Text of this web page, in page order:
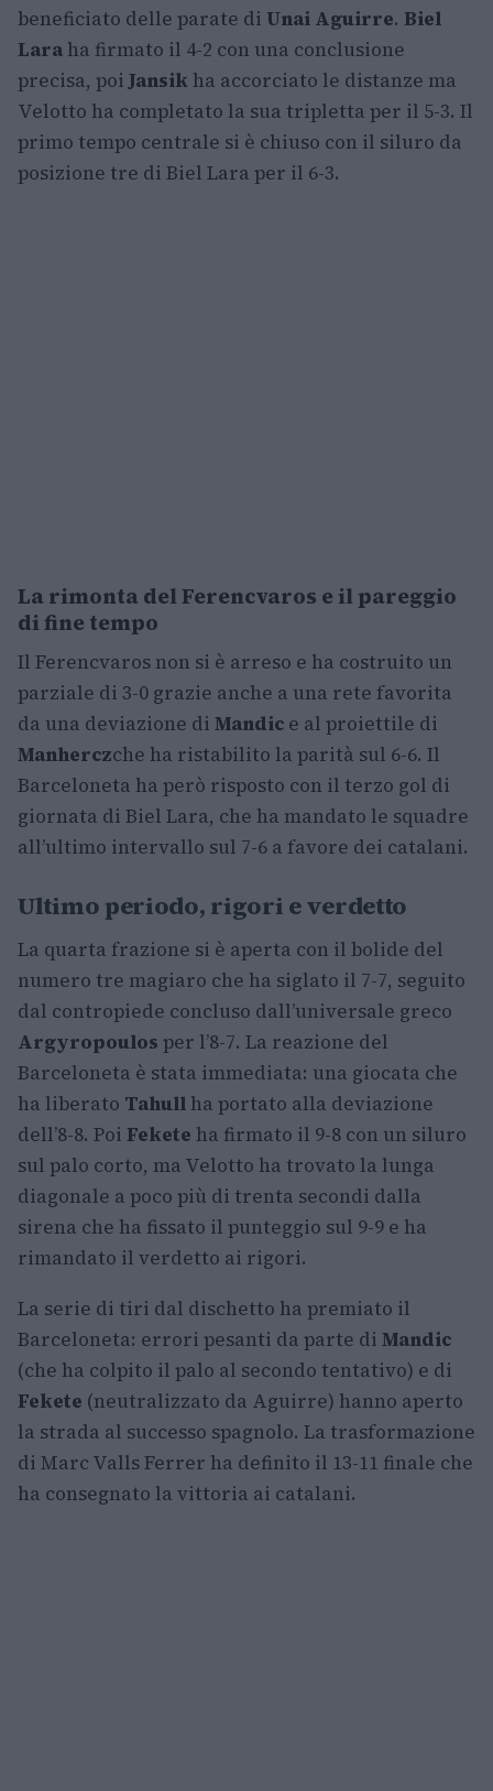
beneficiato delle parate di Unai Aguirre. Biel
Lara ha firmato il 4-2 con una conclusione
precisa, poiJansik ha accorciato le distanze ma
Velotto ha completato la sua tripletta per il 5-3. Il
primo tempo centrale si è chiuso con il siluro da
posizione tre di Biel Lara per il 6-3.
La rimonta del Ferencvaros e il pareggio
di fine tempo
Il Ferencvaros non si è arreso e ha costruito un
parziale di 3-0 grazie anche a una rete favorita
da una deviazione di Mandic e al proiettile di
Manherczche ha ristabilito la parità sul 6-6. Il
Barceloneta ha però risposto con il terzo gol di
giornata di Biel Lara, che ha mandato le squadre
all’ultimo intervallo sul 7-6 a favore dei catalani.
Ultimo periodo, rigori e verdetto
La quarta frazione si è aperta con il bolide del
numero tre magiaro che ha siglato il 7-7, seguito
dal contropiede concluso dall’universale greco
Argyropoulos per l’8-7. La reazione del
Barceloneta è stata immediata: una giocata che
ha liberato Tahull ha portato alla deviazione
dell’8-8. Poi Fekete ha firmato il 9-8 con un siluro
sul palo corto, ma Velotto ha trovato la lunga
diagonale a poco più di trenta secondi dalla
sirena che ha fissato il punteggio sul 9-9 e ha
rimandato il verdetto ai rigori.
La serie di tiri dal dischetto ha premiato il
Barceloneta: errori pesanti da parte di Mandic
(che ha colpito il palo al secondo tentativo) e di
Fekete (neutralizzato da Aguirre) hanno aperto
la strada al successo spagnolo. La trasformazione
di Marc Valls Ferrer ha definito il 13-11 finale che
ha consegnato la vittoria ai catalani.